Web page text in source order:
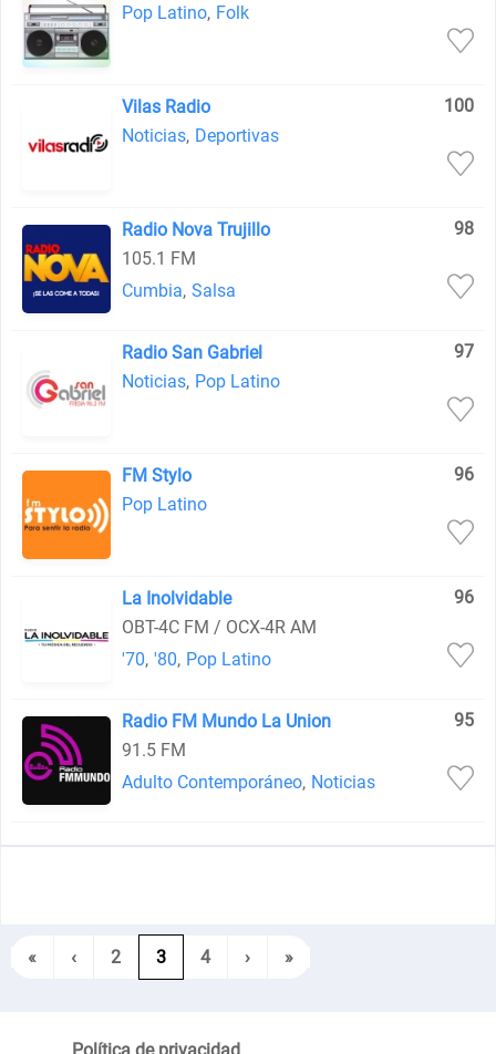
Pop Latino, Folk
Vilas Radio
100
Noticias, Deportivas
Radio Nova Trujillo
98
105.1 FM
Cumbia, Salsa
Radio San Gabriel
97
Noticias, Pop Latino
FM Stylo
96
Pop Latino
La Inolvidable
96
OBT-4C FM / OCX-4R AM
'70, '80, Pop Latino
Radio FM Mundo La Union
95
91.5 FM
Adulto Contemporáneo, Noticias
« ‹ 2 3 4 › »